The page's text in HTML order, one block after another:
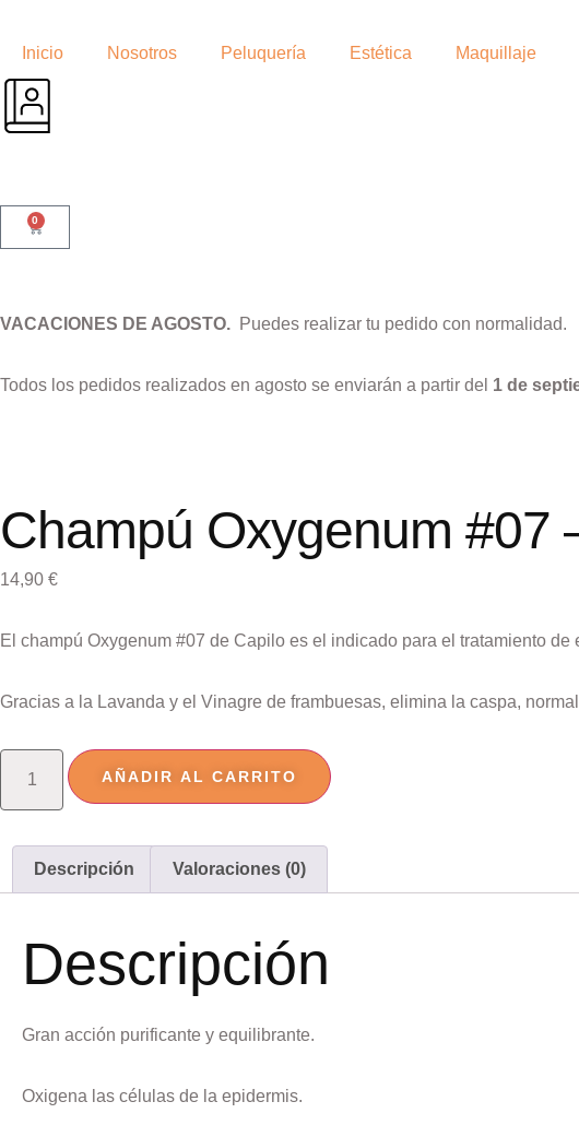
Inicio Nosotros Peluquería Estética Maquillaje
0
VACACIONES DE AGOSTO. Puedes realizar tu pedido con normalidad.
Todos los pedidos realizados en agosto se enviarán a partir del 1 de
Champú Oxygenum #07
14,90 €
El champú Oxygenum #07 de Capilo es el indicado para el tratamiento
Gracias a la Lavanda y el Vinagre de frambuesas, elimina la caspa,
AÑADIR AL CARRITO
Descripción Valoraciones (0)
Descripción
Gran acción purificante y equilibrante.
Oxigena las células de la epidermis.